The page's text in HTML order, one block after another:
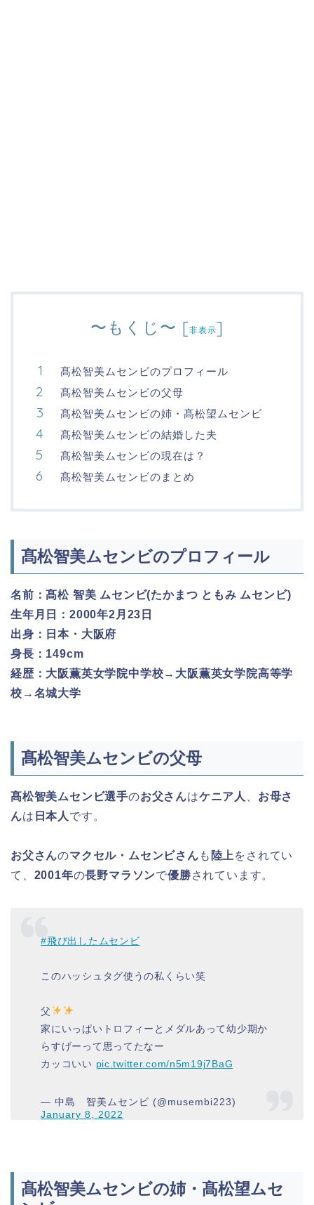
〜もくじ〜 [非表示]
髙松智美ムセンビのプロフィール
髙松智美ムセンビの父母
髙松智美ムセンビの姉・髙松望ムセンビ
髙松智美ムセンビの結婚した夫
髙松智美ムセンビの現在は？
髙松智美ムセンビのまとめ
髙松智美ムセンビのプロフィール
名前：髙松 智美 ムセンビ(たかまつ ともみ ムセンビ)
生年月日：2000年2月23日
出身：日本・大阪府
身長：149cm
経歴：大阪薫英女学院中学校→大阪薫英女学院高等学
校→名城大学
髙松智美ムセンビの父母
髙松智美ムセンビ選手のお父さんはケニア人
お母さ
んは 日本人 です。
お父さんのマクセル・ムセンビさん も 陸上 をされてい
て、 2001年の長野マラソンで優勝されています。
#飛び出したムセンビ
このハッシュタグ使うの私くらい笑
父
家にいっぱいトロフィーとメダルあって幼少期か
らすげーって思ってたなー
カッコいい pic.twitter.com/n5m19j7BaG
— 中島 智美ムセンビ (@musembi223)
January 8, 2022
髙松智美ムセンビの姉・髙松望ムセ